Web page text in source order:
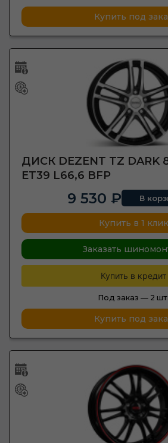
Купить под
ДИСК DEZENT TZ DARK
ET39 L66,6 BFP
9 530 ₽ В
Купить в 1 клик
Заказать
Купить в кредит
Под заказ — 2 шт.
Купить под